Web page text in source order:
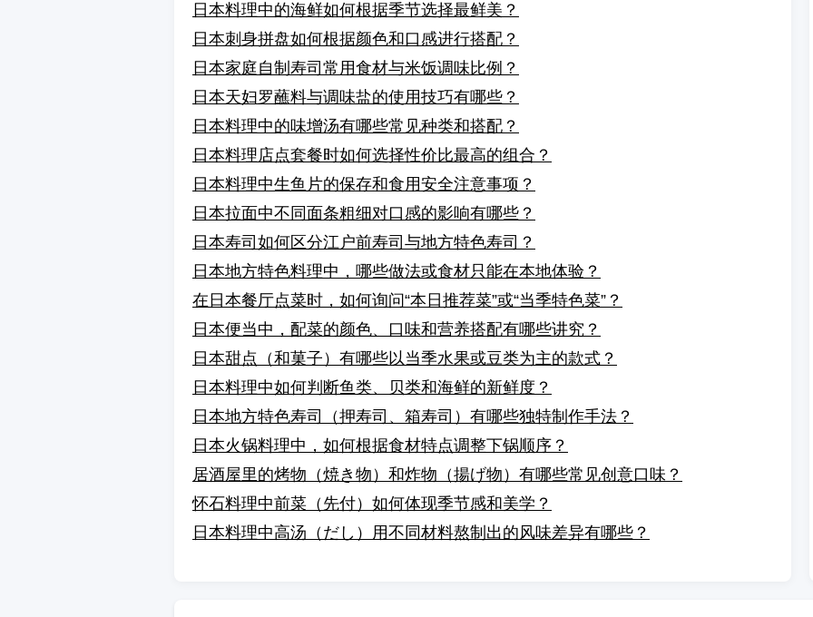
日本料理中的海鲜如何根据季节选择最鲜美？
日本刺身拼盘如何根据颜色和口感进行搭配？
日本家庭自制寿司常用食材与米饭调味比例？
日本天妇罗蘸料与调味盐的使用技巧有哪些？
日本料理中的味增汤有哪些常见种类和搭配？
日本料理店点套餐时如何选择性价比最高的组合？
日本料理中生鱼片的保存和食用安全注意事项？
日本拉面中不同面条粗细对口感的影响有哪些？
日本寿司如何区分江户前寿司与地方特色寿司？
日本地方特色料理中，哪些做法或食材只能在本地体验？
在日本餐厅点菜时，如何询问“本日推荐菜”或“当季特色菜”？
日本便当中，配菜的颜色、口味和营养搭配有哪些讲究？
日本甜点（和菓子）有哪些以当季水果或豆类为主的款式？
日本料理中如何判断鱼类、贝类和海鲜的新鲜度？
日本地方特色寿司（押寿司、箱寿司）有哪些独特制作手法？
日本火锅料理中，如何根据食材特点调整下锅顺序？
居酒屋里的烤物（焼き物）和炸物（揚げ物）有哪些常见创意口味？
怀石料理中前菜（先付）如何体现季节感和美学？
日本料理中高汤（だし）用不同材料熬制出的风味差异有哪些？